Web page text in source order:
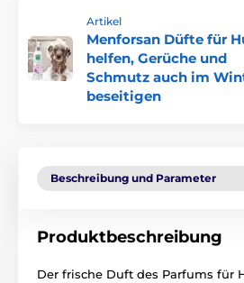
Artikel
Menforsan Düfte für
helfen, Gerüche und
Schmutz auch im
beseitigen
Beschreibung und Parameter
Produktbeschreibung
Der frische Duft des Parfums für